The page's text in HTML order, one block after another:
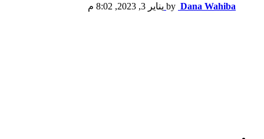
by Dana Wahiba يناير 3, 2023, 8:02 م